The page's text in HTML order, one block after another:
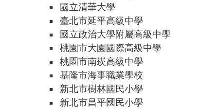
國立清華大學
臺北市延平高級中學
國立政治大學附屬高級中學
桃園市大園國際高級中學
桃園市南崁高級中學
基隆市海事職業學校
新北市樹林國民小學
新北市昌平國民小學